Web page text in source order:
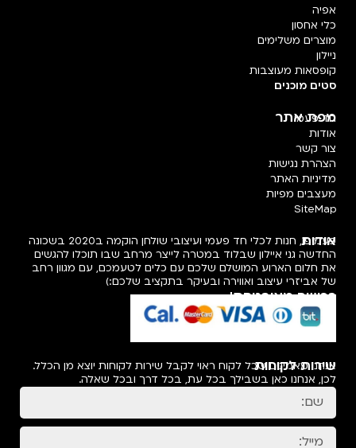
אפיה
כלי אחסון
מוצרים משלימים
ניילון
קופסאות מעוצבות
סטים מוכנים
מפת אתר
חד פעמי
אודות
צור קשר
הצהרת נגישות
מדיניות האתר
מעצבים מפיות
SiteMap
אודות
פעמיפו, חנות לכלי חד פעמי ועיצובי שולחן הוקמה ב2020 בשכונה
החדשה גני איילון שבלוד במטרה לייצר מרחב שבו תוכלו להגשים
את חלום הארוע המושלם שלכם עם כלים לטעמכם, עם מגוון רחב
של אביזרי עיצוב ואווירה ובעיקר בתקציב שלכם:)
רכישה מאובטחת!
שירות לקוחות
אנחנו מאמינים שכל לקוח ראוי לקבל שירות לקוחות יוצא מן הכלל.
לכן, אנחנו כאן בשבילך בכל עת, בכל דרך ובכל שאלה.